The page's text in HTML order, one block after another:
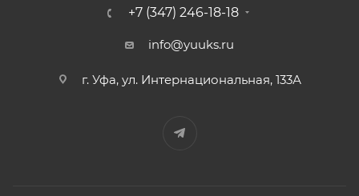
+7 (347) 246-18-18
info@yuuks.ru
г. Уфа, ул. Интернациональная, 133А